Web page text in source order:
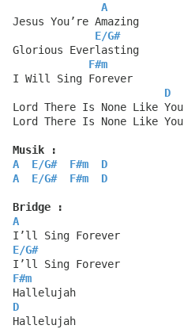
A
Jesus You’re Amazing
E/G#
Glorious Everlasting
F#m
I Will Sing Forever
D
Lord There Is None Like You
Lord There Is None Like You
Musik :
A
E/G# F#m
D
A
E/G# F#m D
Bridge :
A
I’ll Sing Forever
E/G#
I’ll Sing Forever
F#m
Hallelujah
D
Hallelujah